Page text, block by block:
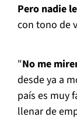
Pero nadie
con tono de
"No me
desde ya a
país es muy
llenar de